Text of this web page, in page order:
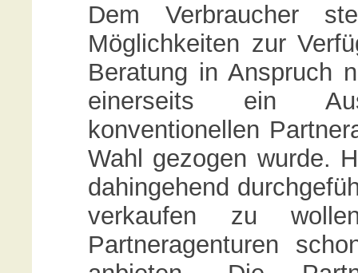
Dem Verbraucher
Möglichkeiten zur
Beratung in Anspruch
einerseits ein
konventionellen
Wahl gezogen wurde.
dahingehend
verkaufen zu
Partneragenturen